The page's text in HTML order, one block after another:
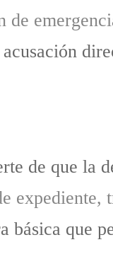
de
de que la
expediente,
básica que